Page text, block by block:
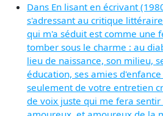
Dans En lisant en écrivant
s'adressant au critique
qui m'a séduit est comme une
tomber sous le charme : au
lieu de naissance, son milieu,
éducation, ses amies
seulement de votre entretien
de voix juste qui me fera sentir